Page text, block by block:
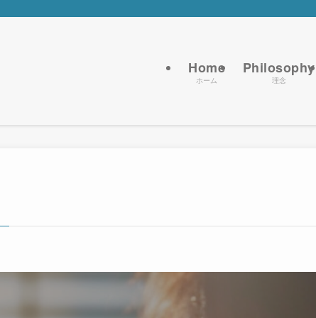
Home
ホーム
Philosophy
理念